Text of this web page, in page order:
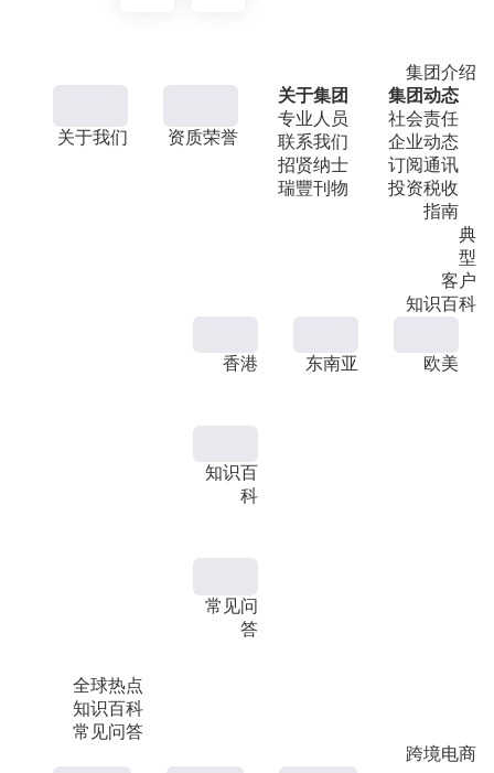
集团介绍
关于我们 资质荣誉
关于集团
专业人员
联系我们
招贤纳士
瑞豐刊物
集团动态
社会责任
企业动态
订阅通讯
投资税收
指南
典
型
客户
知识百科
全球热点
知识百科
常见问答
香港 东南亚 欧美
知识百
科
常见问
答
跨境电商